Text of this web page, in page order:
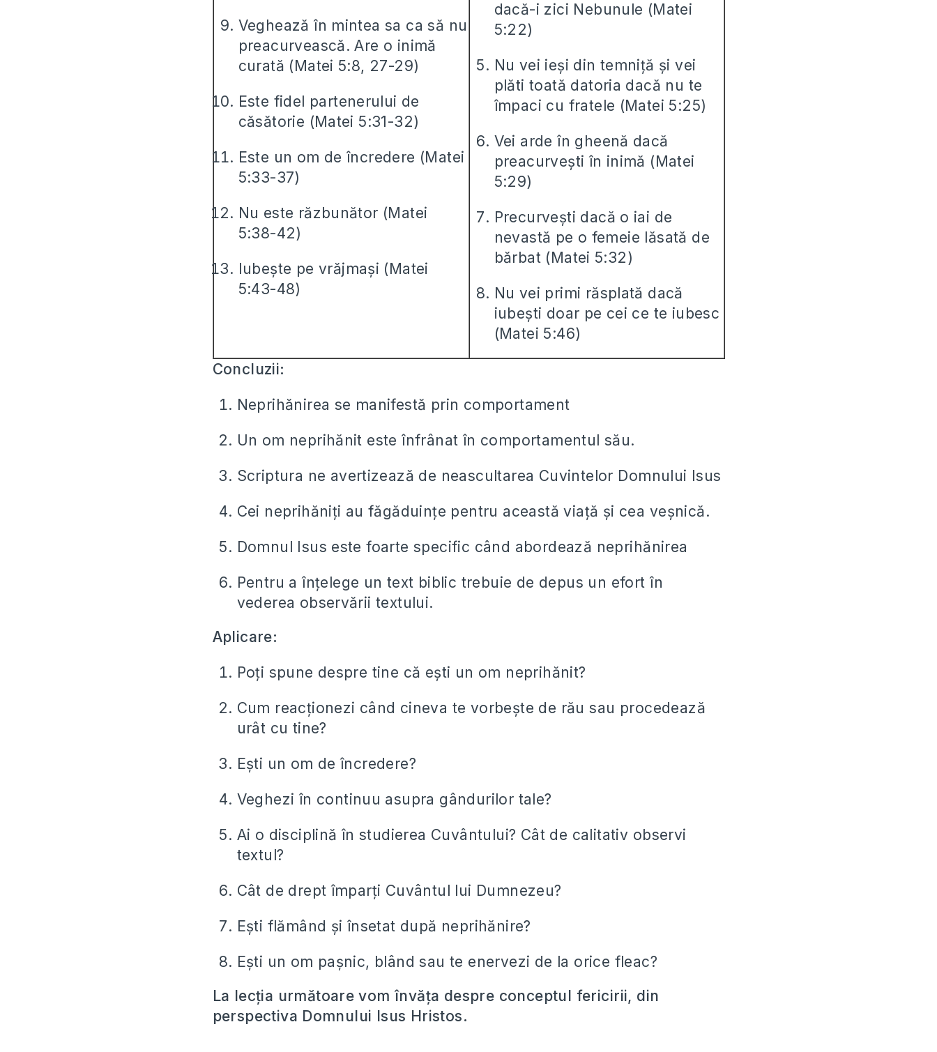
Veghează în mintea sa ca să nu
preacurvească. Are o inimă
curată (Matei 5:8, 27-29)
Este fidel partenerului de
căsătorie (Matei 5:31-32)
Este un om de încredere (Matei
5:33-37)
Nu este răzbunător (Matei
5:38-42)
Iubește pe vrăjmași (Matei
5:43-48)
dacă-i zici Nebunule (Matei
5:22)
Nu vei ieși din temniță și vei
plăti toată datoria dacă nu te
împaci cu fratele (Matei 5:25)
Vei arde în gheenă dacă
preacurvești în inimă (Matei
5:29)
Precurvești dacă o iai de
nevastă pe o femeie lăsată de
bărbat (Matei 5:32)
Nu vei primi răsplată dacă
iubești doar pe cei ce te iubesc
(Matei 5:46)
Concluzii:
Neprihănirea se manifestă prin comportament
Un om neprihănit este înfrânat în comportamentul său.
Scriptura ne avertizează de neascultarea Cuvintelor Domnului Isus
Cei neprihăniți au făgăduințe pentru această viață și cea veșnică.
Domnul Isus este foarte specific când abordează neprihănirea
Pentru a înțelege un text biblic trebuie de depus un efort în
vederea observării textului.
Aplicare:
Poți spune despre tine că ești un om neprihănit?
Cum reacționezi când cineva te vorbește de rău sau procedează
urât cu tine?
Ești un om de încredere?
Veghezi în continuu asupra gândurilor tale?
Ai o disciplină în studierea Cuvântului? Cât de calitativ observi
textul?
Cât de drept împarți Cuvântul lui Dumnezeu?
Ești flămând și însetat după neprihănire?
Ești un om pașnic, blând sau te enervezi de la orice fleac?
La lecția următoare vom învăța despre conceptul fericirii, din
perspectiva Domnului Isus Hristos.